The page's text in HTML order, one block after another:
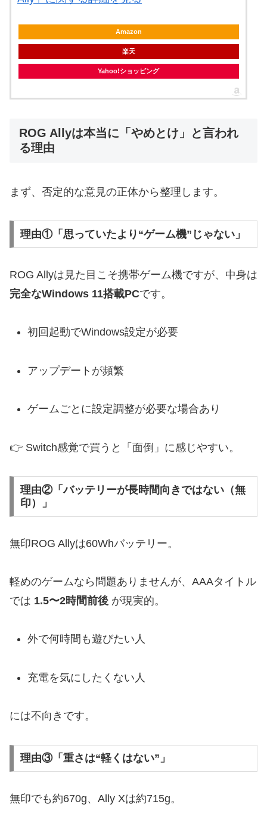
Amazon
楽天
Yahoo!ショッピング
ROG Allyは本当に「やめとけ」と言われ
る理由
まず、否定的な意見の正体から整理します。
理由①「思っていたより“ゲーム機”じゃない」
ROG Allyは見た目こそ携帯ゲーム機ですが、中身は
完全なWindows 11搭載PCです。
初回起動でWindows設定が必要
アップデートが頻繁
ゲームごとに設定調整が必要な場合あり
👉 Switch感覚で買うと「面倒」に感じやすい。
理由②「バッテリーが長時間向きではない（無
印）」
無印ROG Allyは60Whバッテリー。
軽めのゲームなら問題ありませんが、AAAタイトル
では 1.5〜2時間前後 が現実的。
外で何時間も遊びたい人
充電を気にしたくない人
には不向きです。
理由③「重さは“軽くはない”」
無印でも約670g、Ally Xは約715g。